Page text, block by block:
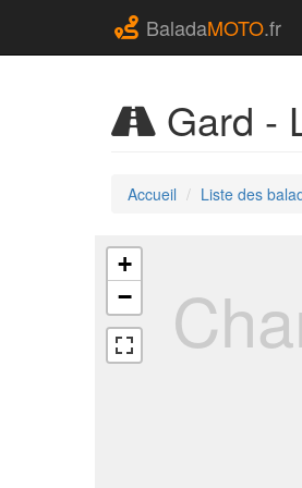
BaladaMOTO.fr
Gard -
Accueil Liste des
+
−